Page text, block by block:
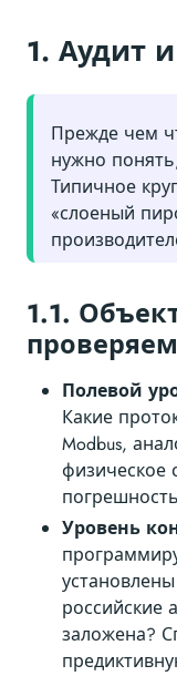
1. Аудит
Прежде чем
нужно
Типичное
«слоеный
1.1.
Полевой
Какие
Modbus,
физическое
Уровень
установлены
российские
заложена?